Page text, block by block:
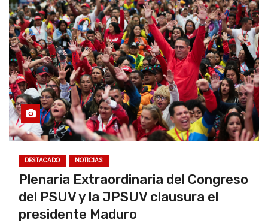
DESTACADO NOTICIAS
Plenaria Extraordinaria del Congreso
del PSUV y la JPSUV clausura el
presidente Maduro